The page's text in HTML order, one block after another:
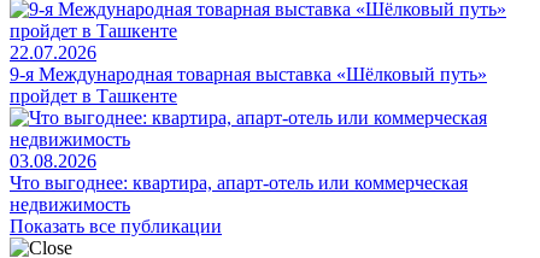
22.07.2026
9-я Международная товарная выставка «Шёлковый путь»
пройдет в Ташкенте
03.08.2026
Что выгоднее: квартира, апарт-отель или коммерческая
недвижимость
Показать все публикации